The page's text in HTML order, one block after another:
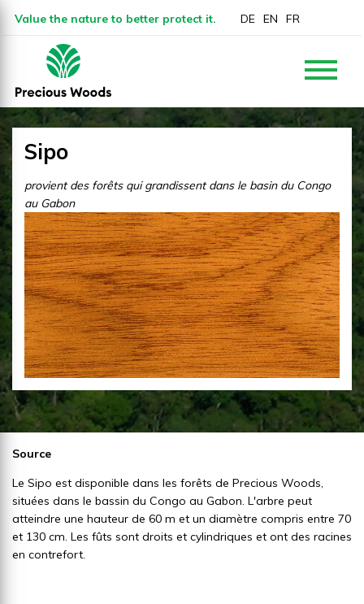
Value the nature to better protect it. DE EN FR
Sipo
provient des forêts qui grandissent dans le basin du Congo
au Gabon
Source
Le Sipo est disponible dans les forêts de Precious Woods,
situées dans le bassin du Congo au Gabon. L'arbre peut
atteindre une hauteur de 60 m et un diamètre compris entre 70
et 130 cm. Les fûts sont droits et cylindriques et ont des racines
en contrefort.